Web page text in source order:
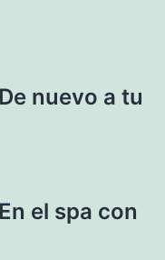
nuevo a tu
el spa con